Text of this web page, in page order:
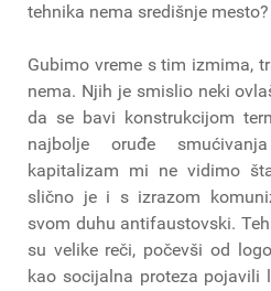
tehnika nema središnje mesto?
Gubimo vreme s tim izmima,
nema. Njih je smislio neki
da se bavi konstrukcijom
najbolje oruđe
kapitalizam mi ne vidimo
slično je i s izrazom
svom duhu antifaustovski.
su velike reči, počevši od
kao socijalna proteza pojavili